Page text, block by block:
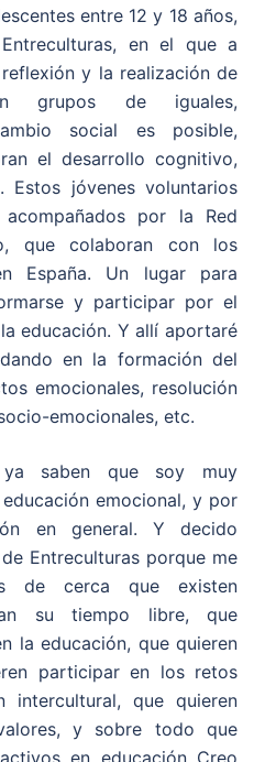
entre 12 y 18 años,
en el que a
y la realización de
grupos de iguales,
social es posible,
el desarrollo cognitivo,
Estos jóvenes voluntarios
por la Red
que colaboran con los
España. Un lugar para
y participar por el
educación. Y allí aportaré
en la formación del
emocionales, resolución
emocionales, etc.
saben que soy muy
emocional, y por
en general. Y decido
Entreculturas porque me
de cerca que existen
su tiempo libre, que
la educación, que quieren
participar en los retos
intercultural, que quieren
y sobre todo que